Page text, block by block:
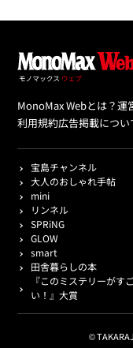
MonoMax Webとは？運
利用規約広告掲載につい
宝島チャンネル
大人のおしゃれ手帖
mini
リンネル
SPRiNG
GLOW
smart
田舎暮らしの本
『このミステリーがす
い！』大賞
©